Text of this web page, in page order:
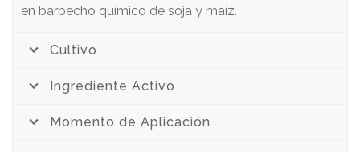
en barbecho químico de soja y maíz.
Cultivo
Ingrediente Activo
Momento de Aplicación